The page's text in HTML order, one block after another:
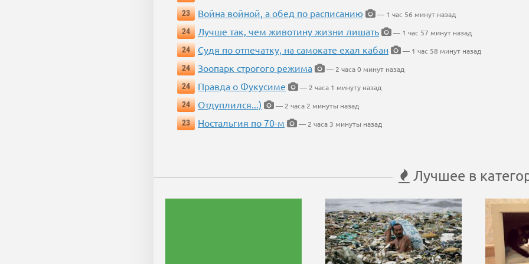
23
Война войной, а обед по расписанию
— 1 час 56 минут назад
24
Лучше так, чем животину жизни лишать
— 1 час 57 минут назад
24
Судя по отпечатку, на самокате ехал кабан
— 1 час 58 минут назад
24
Зоопарк строгого режима
— 2 часа 0 минут назад
24
Правда о Фукусиме
— 2 часа 1 минуту назад
24
Отдуплился...)
— 2 часа 2 минуты назад
23
Ностальгия по 70-м — 2 часа 3 минуты назад
Лучшее в